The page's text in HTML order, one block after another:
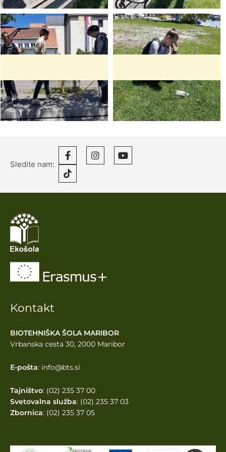
Sledite nam:
Kontakt
BIOTEHNIŠKA ŠOLA MARIBOR
Vrbanska cesta 30, 2000 Maribor
E-pošta: info@bts.si
Tajništvo: (02) 235 37 00
Svetovalna služba: (02) 235 37 03
Zbornica: (02) 235 37 05